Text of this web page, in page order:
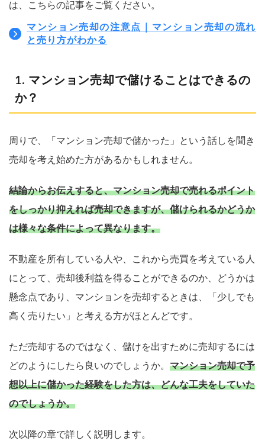
は、こちらの記事をご覧ください。
マンション売却の注意点｜マンション売却の流れ
と売り方がわかる
マンション売却で儲けることはできるの
か？
周りで、「マンション売却で儲かった」という話しを聞き
売却を考え始めた方があるかもしれません。
結論からお伝えすると、マンション売却で売れるポイント
をしっかり抑えれば売却できますが、儲けられるかどうか
は様々な条件によって異なります。
不動産を所有している人や、これから売買を考えている人
にとって、売却後利益を得ることができるのか、どうかは
懸念点であり、マンションを売却するときは、「少しでも
高く売りたい」と考える方がほとんどです。
ただ売却するのではなく、儲けを出すために売却するには
どのようにしたら良いのでしょうか。 マンション売却で予
想以上に儲かった経験をした方は、どんな工夫をしていた
のでしょうか。
次以降の章で詳しく説明します。